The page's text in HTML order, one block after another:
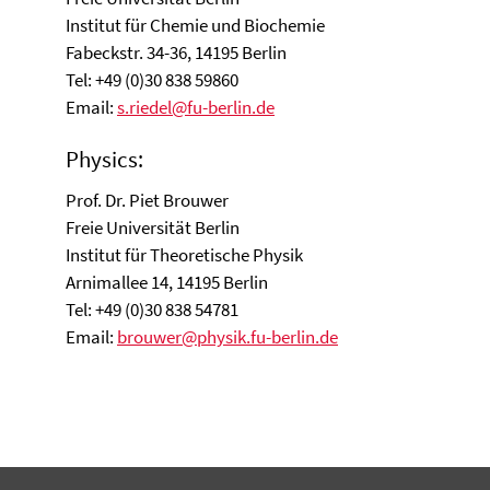
Institut für Chemie und Biochemie
Fabeckstr. 34-36, 14195 Berlin
Tel: +49 (0)30 838 59860
Email:s.riedel@fu-berlin.de
Physics:
Prof. Dr. Piet Brouwer
Freie Universität Berlin
Institut für Theoretische Physik
Arnimallee 14, 14195 Berlin
Tel: +49 (0)30 838 54781
Email: brouwer@physik.fu-berlin.de